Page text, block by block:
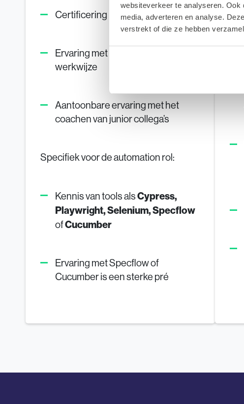
websiteverkeer te analyseren.
media, adverteren en analyse.
verstrekt of die ze hebben
Certificering in TMap of ISTQB
Ervaring met Agile/scrum
werkwijze
Aantoonbare ervaring met het
coachen van junior collega’s
Specifiek voor de automation rol:
Kennis van tools alsCypress,
Playwright, Selenium, Specflow
ofCucumber
Ervaring met Specflow of
Cucumber is een sterke pré